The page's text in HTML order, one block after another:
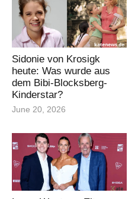
Sidonie von Krosigk
heute: Was wurde aus
dem Bibi-Blocksberg-
Kinderstar?
June 20, 2026